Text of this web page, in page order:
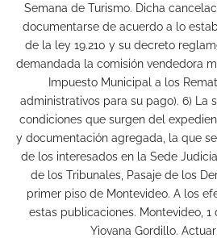
Semana de Turismo. Dicha
documentarse de acuerdo a lo
de la ley 19.210 y su decreto
demandada la comisión vendedora
Impuesto Municipal a los
administrativos para su pago). 6) La
condiciones que surgen del
y documentación agregada, la que
de los interesados en la Sede
de los Tribunales, Pasaje de los
primer piso de Montevideo. A los
estas publicaciones. Montevideo, 1
Yiovana Gordillo.